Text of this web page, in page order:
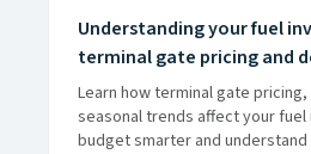
Understanding your fuel
terminal gate pricing and
Learn how terminal gate
seasonal trends affect your fuel
budget smarter and